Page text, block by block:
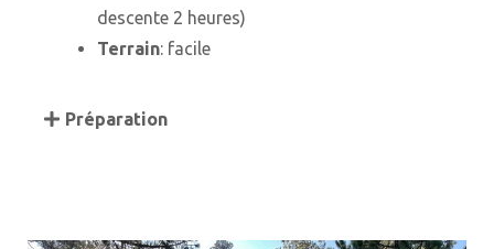
descente 2 heures)
Terrain: facile
Préparation